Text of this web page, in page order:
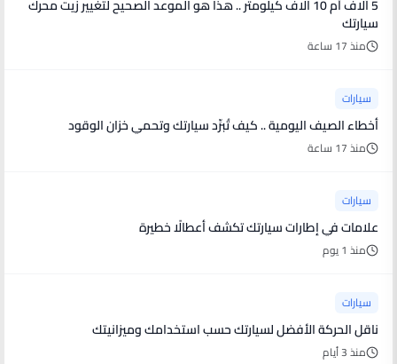
5 آلاف أم 10 آلاف كيلومتر .. هذا هو الموعد الصحيح لتغيير زيت محرك
سيارتك
منذ 17 ساعة
سيارات
أخطاء الصيف اليومية .. كيف تُبرِّد سيارتك وتحمي خزان الوقود
منذ 17 ساعة
سيارات
علامات في إطارات سيارتك تكشف أعطالًا خطيرة
منذ 1 يوم
سيارات
ناقل الحركة الأفضل لسيارتك حسب استخدامك وميزانيتك
منذ 3 أيام